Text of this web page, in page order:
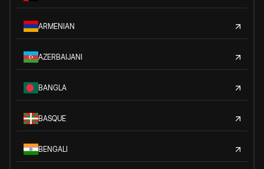
ARMENIAN
AZERBAIJANI
BANGLA
BASQUE
BENGALI